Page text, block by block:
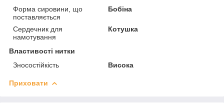
Форма сировини, що
поставляється
Бобіна
Сердечник для
намотування
Котушка
Властивості нитки
Зносостійкість
Висока
Приховати